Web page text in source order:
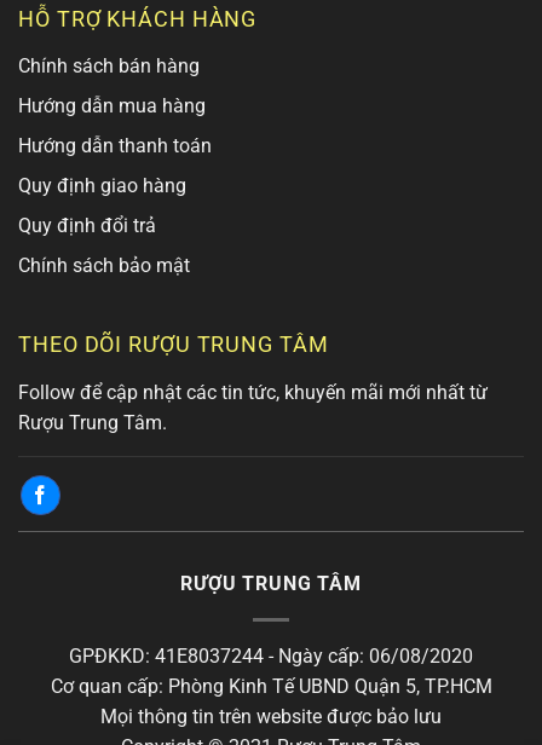
HỖ TRỢ KHÁCH HÀNG
Chính sách bán hàng
Hướng dẫn mua hàng
Hướng dẫn thanh toán
Quy định giao hàng
Quy định đổi trả
Chính sách bảo mật
THEO DÕI RƯỢU TRUNG TÂM
Follow để cập nhật các tin tức, khuyến mãi mới nhất từ
Rượu Trung Tâm.
RƯỢU TRUNG TÂM
GPĐKKD: 41E8037244 - Ngày cấp: 06/08/2020
Cơ quan cấp: Phòng Kinh Tế UBND Quận 5, TP.HCM
Mọi thông tin trên website được bảo lưu